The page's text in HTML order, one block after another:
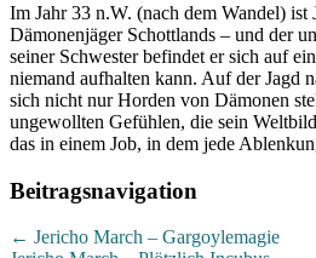
Im Jahr 33 n.W. (nach dem Wandel) ist
Dämonenjäger Schottlands – und der
seiner Schwester befindet er sich auf
niemand aufhalten kann. Auf der Jagd
sich nicht nur Horden von Dämonen
ungewollten Gefühlen, die sein
das in einem Job, in dem jede
Beitragsnavigation
← Jericho March – Gargoylemagie